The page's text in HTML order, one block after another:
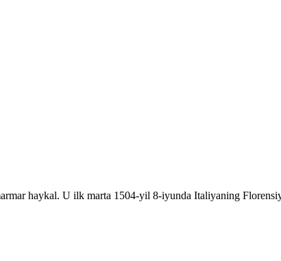
haykal. U ilk marta 1504-yil 8-iyunda Italiyaning